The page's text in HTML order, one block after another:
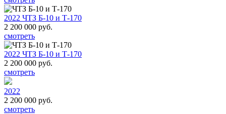
2022 ЧТЗ Б-10 и Т-170
2 200 000 руб.
смотреть
2022 ЧТЗ Б-10 и Т-170
2 200 000 руб.
смотреть
2022
2 200 000 руб.
смотреть